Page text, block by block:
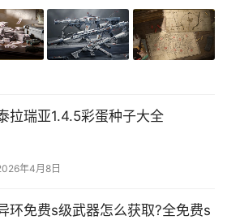
拉瑞亚1.4.5彩蛋种子大全
年4月8日
环免费s级武器怎么获取?全免费s